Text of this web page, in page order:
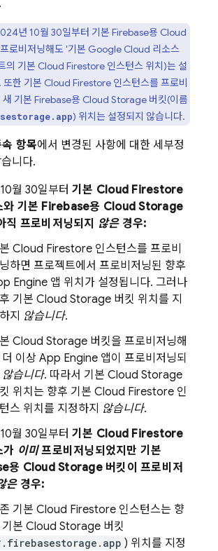
년 10월 30일부터 기본 Firebase용 Cloud
로비저닝해도 '기본 Google Cloud 리소스
의 기본 Cloud Firestore 인스턴스 위치)는 설
또한 기본 Cloud Firestore 인스턴스를 프로비
기본 Firebase용 Cloud Storage 버킷(이름
) 위치는 설정되지 않습니다.
항목에서 변경된 사항에 대한 세부정
니다.
월 30일부터 기본 Cloud Firestore
와 기본 Firebase용 Cloud Storage
직 프로비저닝되지 않은경우:
Cloud Firestore 인스턴스를 프로비
하면 프로젝트에서 프로비저닝된 향후
Engine 앱 위치가 설정됩니다. 그러나
기본 Cloud Storage 버킷 위치를 지
지 않습니다.
Cloud Storage 버킷을 프로비저닝해
더 이상 App Engine 앱이 프로비저닝되
않습니다. 따라서 기본 Cloud Storage
위치는 향후 기본 Cloud Firestore 인
스 위치를 지정하지 않습니다.
월 30일부터 기본 Cloud Firestore
가 이미프로비저닝되었지만 기본
용 Cloud Storage버킷이 프로비저
은경우:
기본 Cloud Firestore 인스턴스는 향
본 Cloud Storage 버킷
) 위치를 지정